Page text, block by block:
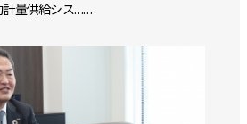
計量供給シス……